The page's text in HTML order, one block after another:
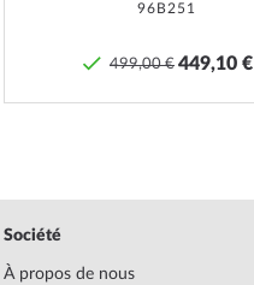
96B251
499,00 € 449,10 €
Société
À propos de nous